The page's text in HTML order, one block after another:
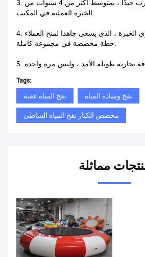
3. فريق تسويق مدرب جيدًا ، بمتوسط ​​أكثر من 4 سنوات من
الخبرة العملية في المكتب
4. فريق التصميم من ذوي الخبرة ، الذي يسعى جاهدا لمنح العملاء
خطة مخصصة في مجموعة كاملة.
Tags:
نفخ المياه عقبة نفخ وسادة المياه
مخصص الكبار نفخ المياه الشاطئ
مماثلة